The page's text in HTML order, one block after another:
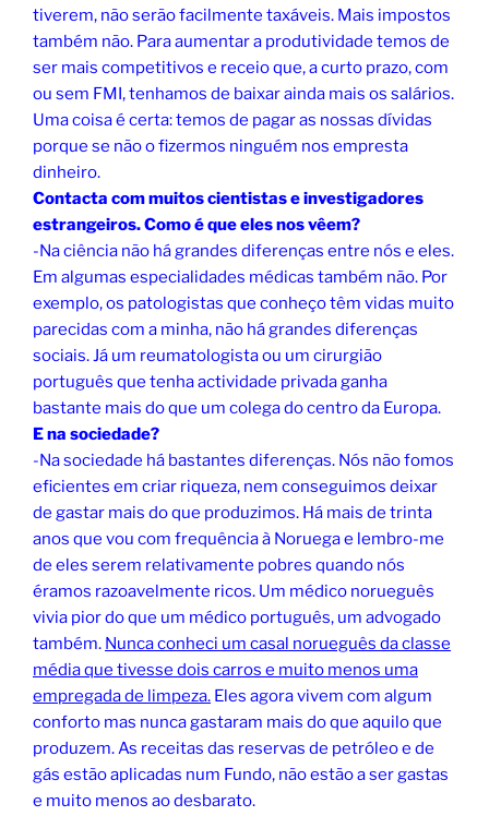
tiverem, não serão facilmente taxáveis. Mais impostos
também não. Para aumentar a produtividade temos de
ser mais competitivos e receio que, a curto prazo, com
ou sem FMI, tenhamos de baixar ainda mais os salários.
Uma coisa é certa: temos de pagar as nossas dívidas
porque se não o fizermos ninguém nos empresta
dinheiro.
Contacta com muitos cientistas e investigadores
estrangeiros. Como é que eles nos vêem?
-Na ciência não há grandes diferenças entre nós e eles.
Em algumas especialidades médicas também não. Por
exemplo, os patologistas que conheço têm vidas muito
parecidas com a minha, não há grandes diferenças
sociais. Já um reumatologista ou um cirurgião
português que tenha actividade privada ganha
bastante mais do que um colega do centro da Europa.
E na sociedade?
-Na sociedade há bastantes diferenças. Nós não fomos
eficientes em criar riqueza, nem conseguimos deixar
de gastar mais do que produzimos. Há mais de trinta
anos que vou com frequência à Noruega e lembro-me
de eles serem relativamente pobres quando nós
éramos razoavelmente ricos. Um médico norueguês
vivia pior do que um médico português, um advogado
também. Nunca conheci um casal norueguês da classe
média que tivesse dois carros e muito menos uma
empregada de limpeza. Eles agora vivem com algum
conforto mas nunca gastaram mais do que aquilo que
produzem. As receitas das reservas de petróleo e de
gás estão aplicadas num Fundo, não estão a ser gastas
e muito menos ao desbarato.